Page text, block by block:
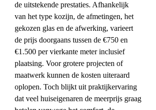
de uitstekende prestaties. Afhankelijk
van het type kozijn, de afmetingen, het
gekozen glas en de afwerking, varieert
de prijs doorgaans tussen de €750 en
€1.500 per vierkante meter inclusief
plaatsing. Voor grotere projecten of
maatwerk kunnen de kosten uiteraard
oplopen. Toch blijkt uit praktijkervaring
dat veel huiseigenaren de meerprijs graag